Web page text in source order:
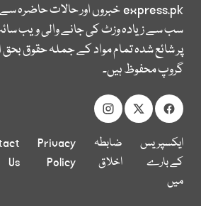
express.pkخبروں اور حالات حاضرہ
سب سے زیادہ وزٹ کی جانے والی ویب
پر شائع شدہ تمام مواد کے جملہ حقوق
گروپ محفوظ ہیں۔
ایکسپریس
کے بارے
میں
ضابطہ
اخلاق
Privacy
Policy
Us